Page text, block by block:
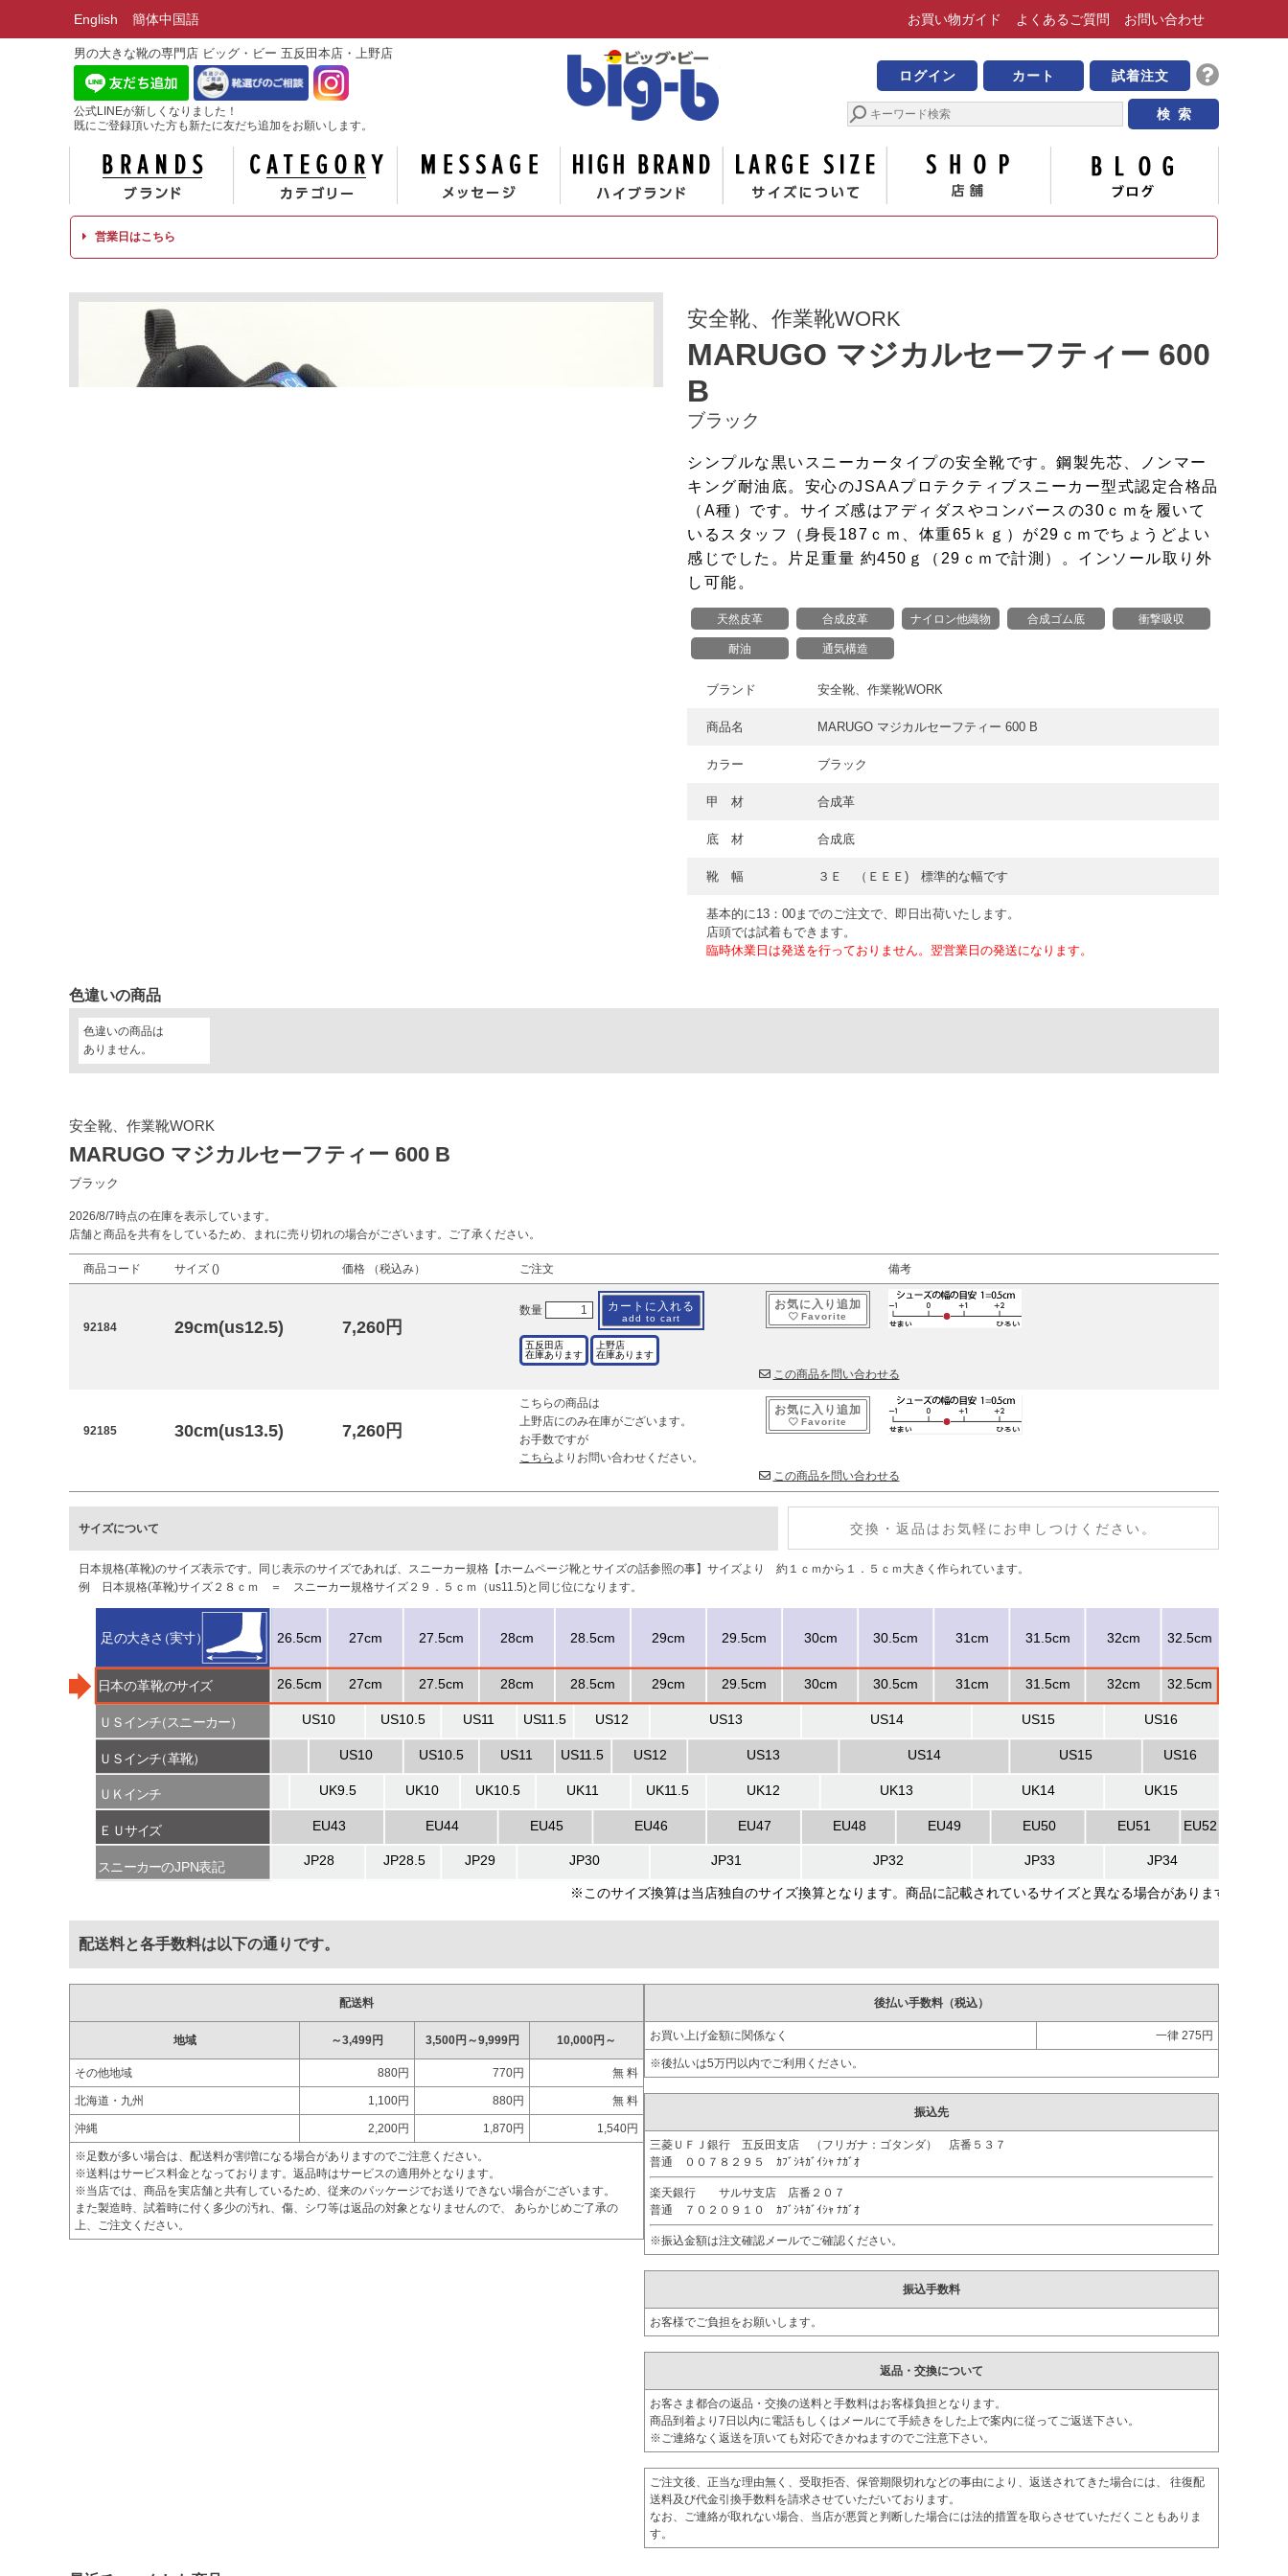
English 簡体中国語 お買い物ガイド よくある ご質問 お問い合わせ
男の大きな靴の専門店 ビッグ・ビー 五反田本店・上野店
公式LINEが新しくなりました！
既にご登録頂いた方も新たに友だち追加をお願いします。
男の大きな靴の専門店 ビッグ・ビー
ログイン カート 試着注文
ブランド カテゴリー メッセージ ハイブランド サイズについて
営業日はこちら
安全靴、作業靴WORK
MARUGO マジカルセーフティー 600
B
ブラック
シンプルな黒いスニーカータイプの安全靴です。鋼製先芯、ノンマー
キング耐油底。安心のJSAAプロテクティブスニーカー型式認定合格品
（A種）です。サイズ感はアディダスやコンバースの30ｃｍを履いて
いるスタッフ（身長187ｃｍ、体重65ｋｇ）が29ｃｍでちょうどよい
感じでした。片足重量 約450ｇ（29ｃｍで計測）。インソール取り外
し可能。
天然皮革 合成皮革 ナイロン他織物 合成ゴム底 衝撃吸収
耐油 通気構造
ブランド 安全靴、作業靴WORK
商品名 MARUGO マジカルセーフティー 600 B
カラー ブラック
甲 材 合成革
底 材 合成底
靴 幅 ３Ｅ （ＥＥＥ) 標準的な幅です
基本的に13：00までのご注文で、即日出荷いたします。
店頭では試着もできます。
臨時休業日は発送を行っておりません。翌営業日の発送になります。
色違いの商品
色違いの商品は
ありません。
安全靴、作業靴WORK
MARUGO マジカルセーフティー 600 B
ブラック
2026/8/7時点の在庫を表示しています。
店舗と商品を共有をしているため、まれに売り切れの場合がございます。ご了承ください。
商品コード サイズ () 価格 （税込み） ご注文 備考
92184 29cm(us12.5) 7,260円
数量 カートに入れる
add to cart
五反田店
在庫あります
上野店
在庫あります
お気に入り追加
Favorite
この商品を問い合わせる
92185 30cm(us13.5) 7,260円
こちらの商品は
上野店にのみ在庫がございます。
お手数ですが
こちら よりお問い合わせください。
お気に入り追加
Favorite
この商品を問い合わせる
サイズについて 交換・返品はお気軽にお申しつけください。
日本規格(革靴)のサイズ表示です。同じ表示のサイズであれば、スニーカー規格【ホームページ靴とサイズの話参照の事】サイズより 約１ｃｍから１．５ｃｍ大きく作られています。
例 日本規格(革靴)サイズ２８ｃｍ ＝ スニーカー規格サイズ２９．５ｃｍ（us11.5)と同じ位になります。
配送料と各手数料は以下の通りです。
配送料
地域 ～3,499円 3,500円～9,999円 10,000円～
その他地域 880円 770円 無 料
北海道・九州 1,100円 880円 無 料
沖縄 2,200円 1,870円 1,540円
※足数が多い場合は、配送料が割増になる場合がありますのでご注意ください。
※送料はサービス料金となっております。返品時はサービスの適用外となります。
※当店では、商品を実店舗と共有しているため、従来のパッケージでお送りできない場合がございます。
また製造時、試着時に付く多少の汚れ、傷、シワ等は返品の対象となりませんので、 あらかじめご了承の
上、ご注文ください。
後払い手数料（税込）
お買い上げ金額に関係なく 一律 275円
※後払いは5万円以内でご利用ください。
振込先
三菱ＵＦＪ銀行 五反田支店 （フリガナ：ゴタンダ） 店番５３７
普通 ００７８２９５ ｶﾌﾞｼｷｶﾞｲｼｬ ﾅｶﾞｵ
楽天銀行 サルサ支店 店番２０７
普通 ７０２０９１０ ｶﾌﾞｼｷｶﾞｲｼｬ ﾅｶﾞｵ
※振込金額は注文確認メールでご確認ください。
振込手数料
お客様でご負担をお願いします。
返品・交換について
お客さま都合の返品・交換の送料と手数料はお客様負担となります。
商品到着より7日以内に電話もしくはメールにて手続きをした上で案内に従ってご返送下さい。
※ご連絡なく返送を頂いても対応できかねますのでご注意下さい。
ご注文後、正当な理由無く、受取拒否、保管期限切れなどの事由により、返送されてきた場合には、 往復配
送料及び代金引換手数料を請求させていただいております。
なお、ご連絡が取れない場合、当店が悪質と判断した場合には法的措置を取らさせていただくこともありま
す。